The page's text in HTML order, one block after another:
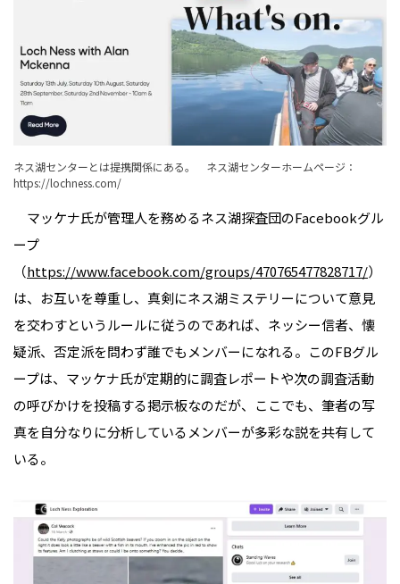
ネス湖センターとは提携関係にある。 ネス湖センターホームページ：
https://lochness.com/
マッケナ氏が管理人を務めるネス湖探査団のFacebookグル
ープ
（https://www.facebook.com/groups/470765477828717/）
は、お互いを尊重し、真剣にネス湖ミステリーについて意見
を交わすというルールに従うのであれば、ネッシー信者、懐
疑派、否定派を問わず誰でもメンバーになれる。このFBグル
ープは、マッケナ氏が定期的に調査レポートや次の調査活動
の呼びかけを投稿する掲示板なのだが、ここでも、筆者の写
真を自分なりに分析しているメンバーが多彩な説を共有して
いる。